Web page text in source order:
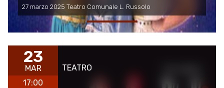
27 marzo 2025 Teatro Comunale L. Russolo
23
MAR
17:00
TEATRO